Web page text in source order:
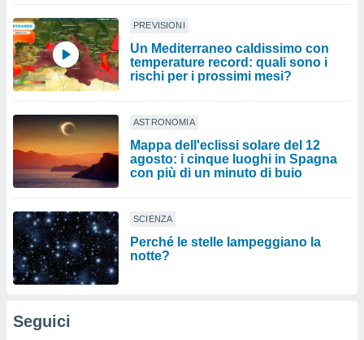
PREVISIONI
Un Mediterraneo caldissimo con
temperature record: quali sono i
rischi per i prossimi mesi?
ASTRONOMIA
Mappa dell'eclissi solare del 12
agosto: i cinque luoghi in Spagna
con più di un minuto di buio
SCIENZA
Perché le stelle lampeggiano la
notte?
Seguici